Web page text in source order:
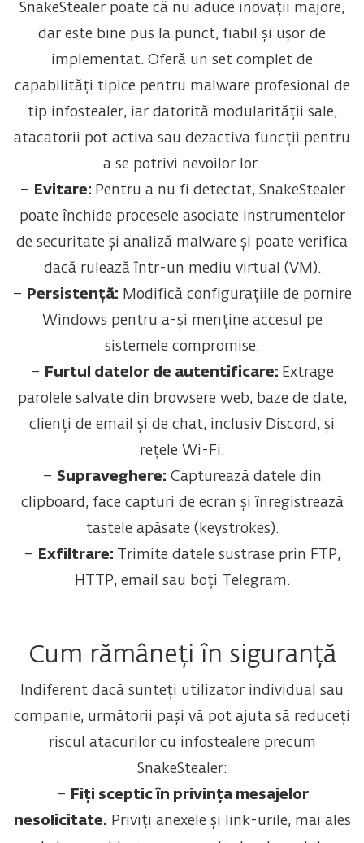
SnakeStealer poate că nu aduce inovații majore,
dar este bine pus la punct, fiabil și ușor de
implementat. Oferă un set complet de
capabilități tipice pentru malware profesional de
tip infostealer, iar datorită modularității sale,
atacatorii pot activa sau dezactiva funcții pentru
a se potrivi nevoilor lor.
–
Evitare: Pentru a nu fi detectat, SnakeStealer
poate închide procesele asociate instrumentelor
de securitate și analiză malware și poate verifica
dacă rulează într-un mediu virtual (VM).
–
Persistență: Modifică configurațiile de pornire
Windows pentru a-și menține accesul pe
sistemele compromise.
–
Furtul datelor de autentificare: Extrage
parolele salvate din browsere web, baze de date,
clienți de email și de chat, inclusiv Discord, și
rețele Wi-Fi.
– Supraveghere: Capturează datele din
clipboard, face capturi de ecran și înregistrează
tastele apăsate (keystrokes).
–
Exfiltrare:
Trimite datele sustrase prin FTP,
HTTP, email sau boți Telegram.
Cum rămâneți în siguranță
Indiferent dacă sunteți utilizator individual sau
companie, următorii pași vă pot ajuta să reduceți
riscul atacurilor cu infostealere precum
SnakeStealer:
–
Fiți sceptic în privința mesajelor
nesolicitate. Priviți anexele și link-urile, mai ales